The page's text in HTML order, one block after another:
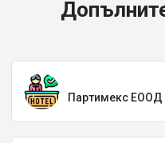
Партимекс ЕООД